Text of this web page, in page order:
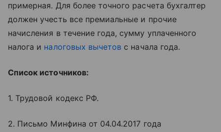
примерная. Для более точного расчета бухгалтер
должен учесть все премиальные и прочие
начисления в течение года, сумму уплаченного
налога и налоговых вычетов с начала года.
Список источников:
1. Трудовой кодекс РФ.
2. Письмо Минфина от 04.04.2017 года